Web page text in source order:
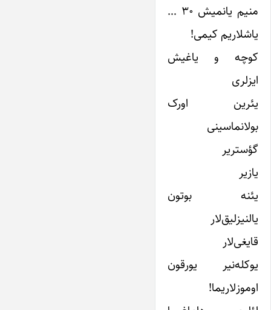
منیم یانمیش ۳۰ …
یاشلاریم کیمی!
کوچه و یاغیش
ایزلری
یئرین اورک
بولانماسینی
گؤستریر
یازیر
یئنه بوتون
یالنیزلیق‌لار
قایغی‌لار
یوکله‌نیر یورقون
اوموزلاریما!